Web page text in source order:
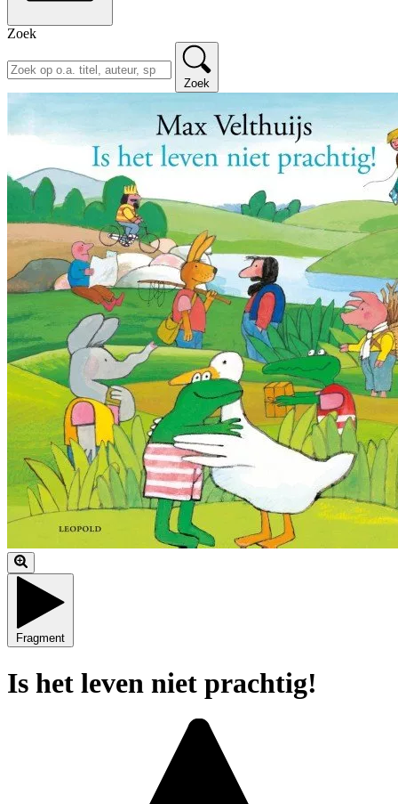
Zoek
Zoek
Fragment
Is het leven niet prachtig!